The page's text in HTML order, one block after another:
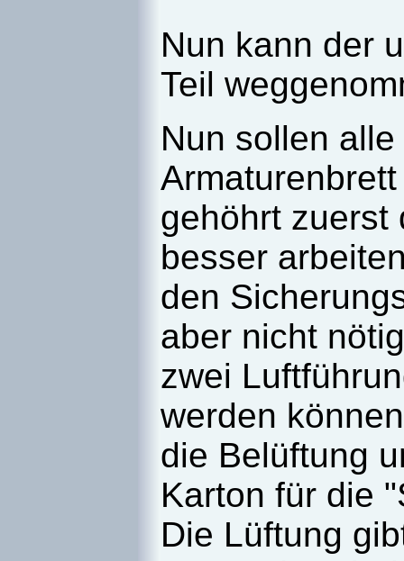
Nun kann der
Teil
Nun sollen
gehöhrt zuerst
besser
den
aber nicht
zwei
werden
die Belüftung
Karton für die
Die Lüftung